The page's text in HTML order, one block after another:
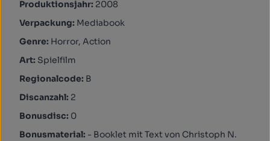
Produktionsjahr: 2008
Verpackung: Mediabook
Genre: Horror, Action
Art: Spielfilm
Regionalcode: B
Discanzahl: 2
Bonusdisc: 0
Bonusmaterial: - Booklet mit Text von Christoph N.